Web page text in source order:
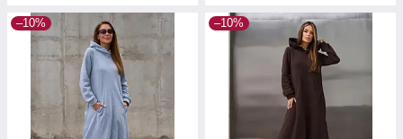
–10% –10%